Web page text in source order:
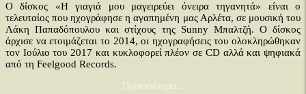
Ο δίσκος «Η γιαγιά μου μαγειρεύει όνειρα τηγανητά» είναι ο
τελευταίος που ηχογράφησε η αγαπημένη μας Αρλέτα, σε μουσική του
Λάκη Παπαδόπουλου και στίχους της Sunny Μπαλτζή. Ο δίσκος
άρχισε να ετοιμάζεται το 2014, οι ηχογραφήσεις του ολοκληρώθηκαν
τον Ιούλιο του 2017 και κυκλοφορεί πλέον σε CD αλλά και ψηφιακά
από τη Feelgood Records.
Περισσότερα...